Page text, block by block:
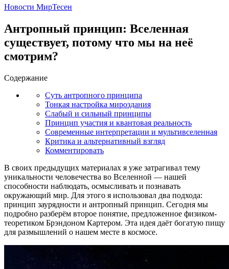
Новости МирТесен
Антропный принцип: Вселенная
существует, потому что мы на неё
смотрим?
Содержание
Суть антропного принципа
Тонкая настройка мироздания
Слабый и сильный принципы
Принцип участия и квантовая реальность
Современные интерпретации и мультивселенная
Критика и альтернативный взгляд
Комментировать
В своих предыдущих материалах я уже затрагивал тему
уникальности человечества во Вселенной — нашей
способности наблюдать, осмысливать и познавать
окружающий мир. Для этого я использовал два подхода:
принцип заурядности и антропный принцип. Сегодня мы
подробно разберём второе понятие, предложенное физиком-
теоретиком Брэндоном Картером. Эта идея даёт богатую пищу
для размышлений о нашем месте в космосе.